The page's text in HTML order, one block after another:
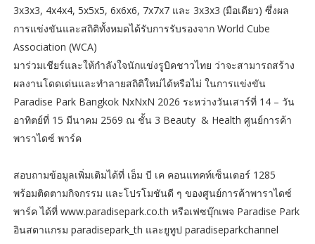
3x3x3, 4x4x4, 5x5x5, 6x6x6, 7x7x7 และ 3x3x3 (มือเดียว) ซึ่งผล
การแข่งขันและสถิติทั้งหมดได้รับการรับรองจาก World Cube
Association (WCA)
มาร่วมเชียร์และให้กำลังใจนักแข่งรูบิคชาวไทย ว่าจะสามารถสร้าง
ผลงานโดดเด่นและทำลายสถิติใหม่ได้หรือไม่ ในการแข่งขัน
Paradise Park Bangkok NxNxN 2026 ระหว่างวันเสาร์ที่ 14 – วัน
อาทิตย์ที่ 15 มีนาคม 2569 ณ ชั้น 3 Beauty & Health ศูนย์การค้า
พาราไดซ์ พาร์ค
สอบถามข้อมูลเพิ่มเติมได้ที่ เอ็ม บี เค คอนแทคท์เซ็นเตอร์ 1285
พร้อมติดตามกิจกรรม และโปรโมชันดี ๆ ของศูนย์การค้าพาราไดซ์
พาร์ค ได้ที่ www.paradisepark.co.th หรือเฟซบุ๊กเพจ Paradise Park
อินสตาแกรม paradisepark_th และยูทูป paradiseparkchannel